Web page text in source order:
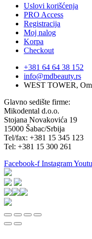
Uslovi korišćenja
PRO Access
Registracija
Moj nalog
Korpa
Checkout
+381 64 64 38 152
info@mdbeauty.rs
WEST TOWER,
Glavno sedište firme:
Mikodental d.o.o.
Stojana Novakovića 19
15000 Šabac/Srbija
Tel/fax: +381 15 345 123
Tel: +381 15 300 261
Facebook-f Instagram